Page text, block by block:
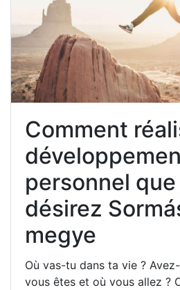
Comment
personnel
désirez
megye
Où vas-tu dans ta vie ?
vous êtes et où vous allez ?